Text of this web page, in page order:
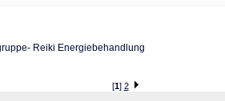
Reiki Energiebehandlung
[1] 2